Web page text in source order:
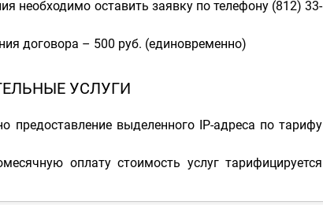
необходимо оставить заявку по телефону (812) 33-
договора – 500 руб. (единовременно)
УСЛУГИ
предоставление выделенного IP-адреса по тарифу
оплату стоимость услуг тарифицируется